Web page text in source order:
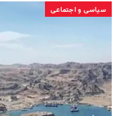
سیاسی و اجتماعی